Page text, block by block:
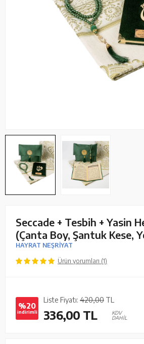
Seccade + Tesbih + Yasin
(Çanta Boy, Şantuk Kese,
HAYRAT NEŞRİYAT
Ürün yorumları (1)
%20
indirimli
Liste Fiyatı: 420,00 TL
336,00 TL
KDV
DAHİL